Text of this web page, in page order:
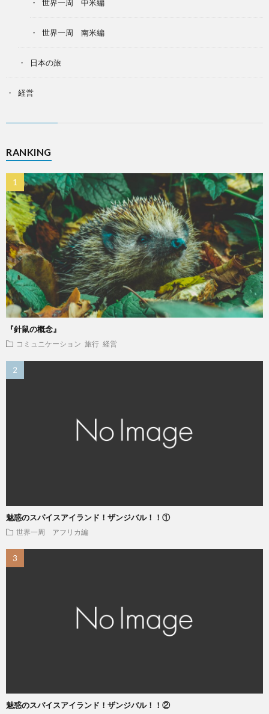
世界一周 中米編
世界一周 南米編
日本の旅
経営
RANKING
『針鼠の概念』
コミュニケーション 旅行 経営
魅惑のスパイスアイランド！ザンジバル！！①
世界一周 アフリカ編
魅惑のスパイスアイランド！ザンジバル！！②